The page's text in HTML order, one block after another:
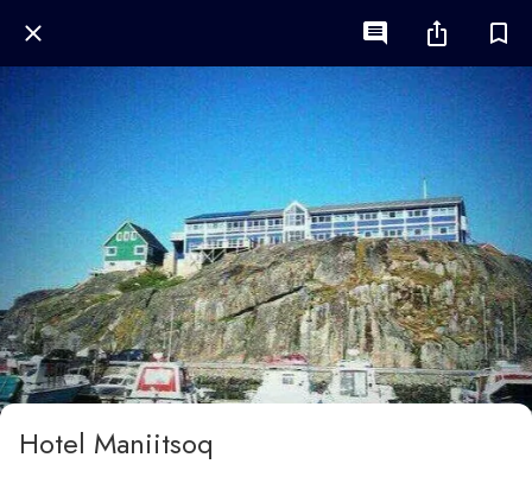
Hotel Maniitsoq